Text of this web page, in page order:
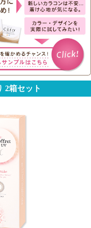
2箱セット